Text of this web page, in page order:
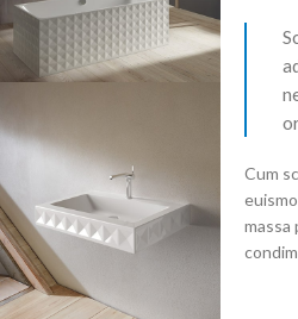
Cum
massa